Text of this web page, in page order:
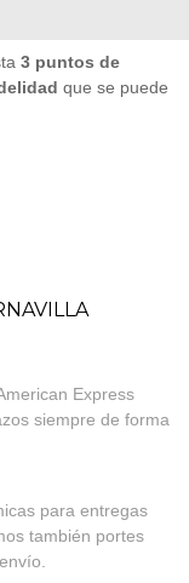
3 puntos de
que se puede
Express
siempre de forma
para entregas
también portes